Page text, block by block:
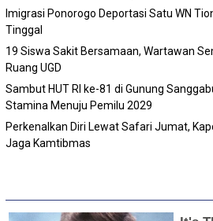
Imigrasi Ponorogo Deportasi Satu WN
Tinggal
19 Siswa Sakit Bersamaan, Wartawan
Ruang UGD
Sambut HUT RI ke-81 di Gunung
Stamina Menuju Pemilu 2029
Perkenalkan Diri Lewat Safari Jumat,
Jaga Kamtibmas